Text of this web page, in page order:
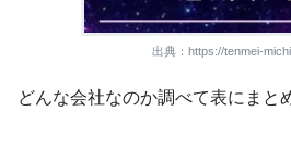
出典：https://tenmei-
どんな会社なのか調べて表にまと